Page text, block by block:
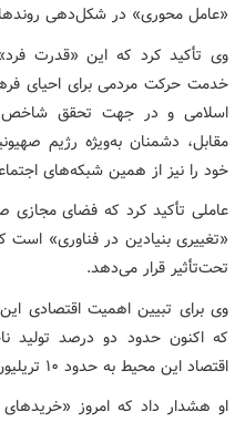
«عامل محوری» در شکل‌دهی
وی تأکید کرد که این «قدرت
خدمت حرکت مردمی برای احیای
اسلامی و در جهت تحقق
مقابل، دشمنان به‌ویژه رژیم
خود را نیز از همین شبکه‌های
عاملی تأکید کرد که فضای مجازی
«تغییری بنیادین در فناوری»
تحت‌تأثیر قرار می‌دهد.
وی برای تبیین اهمیت اقتصادی
که اکنون حدود دو درصد
اقتصاد این محیط به حدود ۱۰ تریلیون دلار رسیده است.
او هشدار داد که امروز «خریدهای